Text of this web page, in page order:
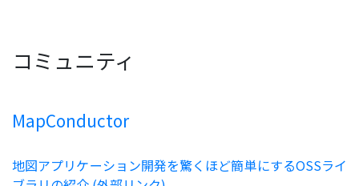
コミュニティ
MapConductor
地図アプリケーション開発を驚くほど簡単にするOSSライ